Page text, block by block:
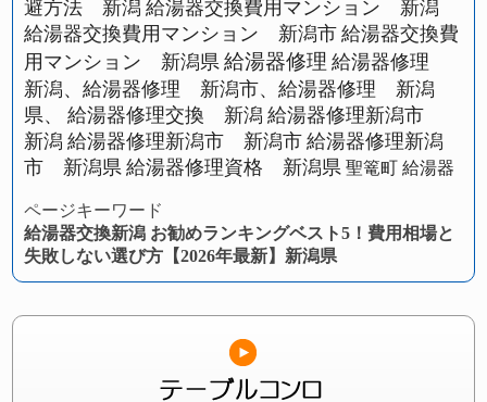
避方法 新潟 給湯器交換費用マンション 新潟
給湯器交換費用マンション 新潟市 給湯器交換費
用マンション 新潟県 給湯器修理 給湯器修理
新潟、給湯器修理 新潟市、給湯器修理 新潟
県、
給湯器修理交換 新潟 給湯器修理新潟市
新潟 給湯器修理新潟市 新潟市 給湯器修理新潟
市 新潟県 給湯器修理資格 新潟県 聖篭町 給湯器
ページキーワード
給湯器交換新潟 お勧めランキングベスト5！費用相場と
失敗しない選び方【2026年最新】新潟県